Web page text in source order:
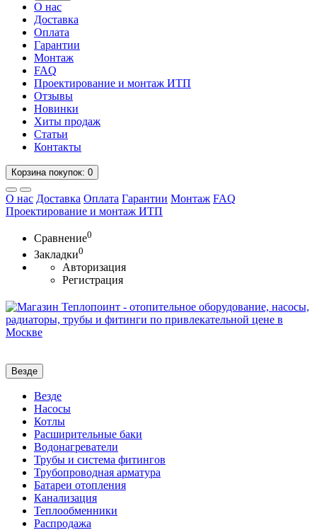
О нас
Доставка
Оплата
Гарантии
Монтаж
FAQ
Проектирование и монтаж ИТП
Отзывы
Новинки
Хиты продаж
Статьи
Контакты
Корзинапокупок: 0
О нас Доставка Оплата Гарантии Монтаж FAQ
Проектирование и монтаж ИТП
Сравнение0
Закладки0
Авторизация
Регистрация
Везде
Везде
Насосы
Котлы
Расширительные баки
Водонагреватели
Трубы и система фитингов
Трубопроводная арматура
Батареи отопления
Канализация
Теплообменники
Распродажа